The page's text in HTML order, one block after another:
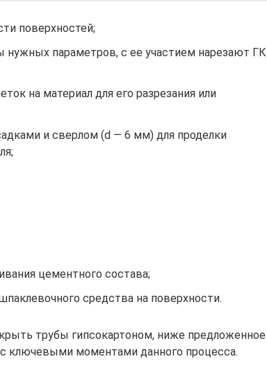
поверхностей;
параметров, с ее участием нарезают ГК
на материал для его разрезания или
и сверлом (d — 6 мм) для проделки
цементного состава;
средства на поверхности.
трубы гипсокартоном, ниже предложенное
ключевыми моментами данного процесса.